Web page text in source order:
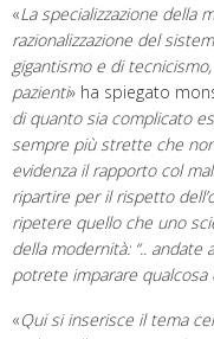
«La specializzazione della
razionalizzazione del
gigantismo e di
pazienti» ha spiegato
di quanto sia complicato
sempre più strette che
evidenza il rapporto col
ripartire per il rispetto
ripetere quello che uno
della modernità: “..
potrete imparare qualcosa
«Qui si inserisce il tema